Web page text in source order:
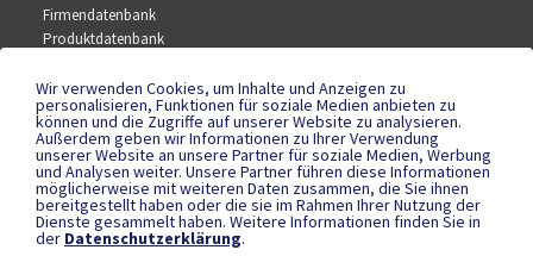
Firmendatenbank
Produktdatenbank
Aus- und Weiterbildungsdatenbank
Messe- und Kongressdatenbank
SOCIAL MEDIA
YouTube
Wir verwenden Cookies, um Inhalte und Anzeigen zu
personalisieren, Funktionen für soziale Medien anbieten zu
können und die Zugriffe auf unserer Website zu analysieren.
Außerdem geben wir Informationen zu Ihrer Verwendung
unserer Website an unsere Partner für soziale Medien, Werbung
und Analysen weiter. Unsere Partner führen diese Informationen
möglicherweise mit weiteren Daten zusammen, die Sie ihnen
bereitgestellt haben oder die sie im Rahmen Ihrer Nutzung der
Dienste gesammelt haben. Weitere Informationen finden Sie in
der Datenschutzerklärung.